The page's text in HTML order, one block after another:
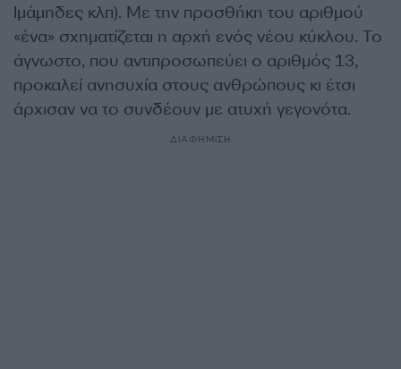
Ιμάμηδες κλπ). Με την προσθήκη του αριθμού
«ένα» σχηματίζεται η αρχή ενός νέου κύκλου. Το
άγνωστο, που αντιπροσωπεύει ο αριθμός 13,
προκαλεί ανησυχία στους ανθρώπους κι έτσι
άρχισαν να το συνδέουν με ατυχή γεγονότα.
ΔΙΑΦΗΜΙΣΗ